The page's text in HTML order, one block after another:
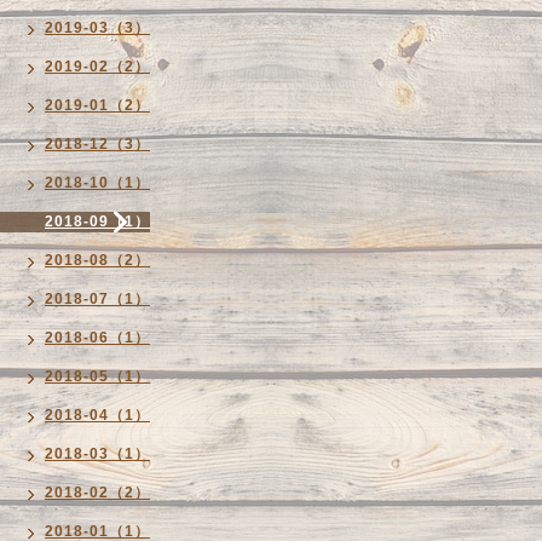
2019-03（3）
2019-02（2）
2019-01（2）
2018-12（3）
2018-10（1）
2018-09（1）
2018-08（2）
2018-07（1）
2018-06（1）
2018-05（1）
2018-04（1）
2018-03（1）
2018-02（2）
2018-01（1）